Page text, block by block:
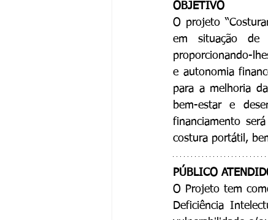
OBJETIVO
O projeto
em situação de
proporcionando-
e autonomia
para a melhoria
bem-estar e
financiamento
costura portátil,
PÚBLICO
O Projeto tem
Deficiência